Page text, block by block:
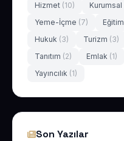
Hizmet (10) Kurumsal
Yeme-İçme (7) Eğitim
Hukuk (3) Turizm (3)
Tanıtım (2) Emlak (1)
Yayıncılık (1)
Son Yazılar